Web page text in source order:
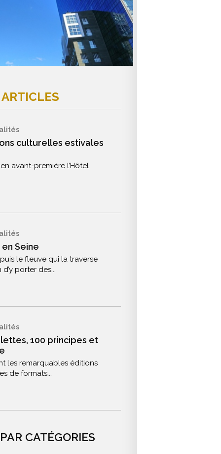
culturelles estivales
avant-première l’Hôtel
Seine
le fleuve qui la traverse
porter des...
100 principes et
les remarquables éditions
de formats...
CATÉGORIES